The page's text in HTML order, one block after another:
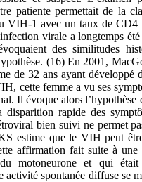
patiente permettait de la
VIH-1 avec un taux de CD4
virale a longtemps
des similitudes
(16) En 2001,
de 32 ans ayant
cette femme a vu ses
Il évoque alors
rapide des
bien suivi ne permet
estime que le VIH peut
affirmation fait suite à
motoneurone et qui
activité spontanée diffuse se